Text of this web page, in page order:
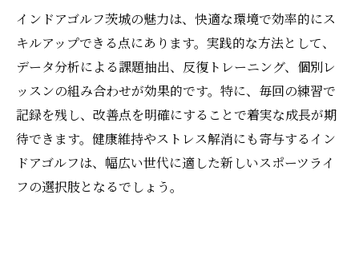
インドアゴルフ茨城の魅力は、快適な環境で効率的にス
キルアップできる点にあります。実践的な方法として、
データ分析による課題抽出、反復トレーニング、個別レ
ッスンの組み合わせが効果的です。特に、毎回の練習で
記録を残し、改善点を明確にすることで着実な成長が期
待できます。健康維持やストレス解消にも寄与するイン
ドアゴルフは、幅広い世代に適した新しいスポーツライ
フの選択肢となるでしょう。